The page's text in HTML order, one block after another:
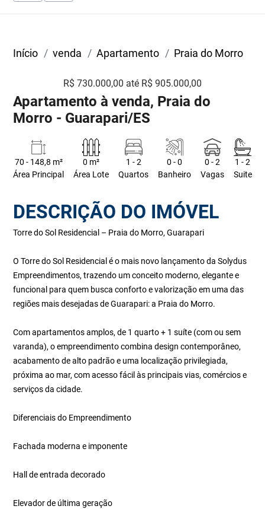
Início venda Apartamento Praia do Morro
R$ 730.000,00 até R$ 905.000,00
Apartamento à venda, Praia do
Morro - Guarapari/ES
70 - 148,8 m²
Área Principal
0 m²
Área Lote
1 - 2
Quartos
0 - 0
Banheiro
0 - 2
Vagas
1 - 2
Suite
DESCRIÇÃO DO IMÓVEL
Torre do Sol Residencial – Praia do Morro, Guarapari
O Torre do Sol Residencial é o mais novo lançamento da Solydus
Empreendimentos, trazendo um conceito moderno, elegante e
funcional para quem busca conforto e valorização em uma das
regiões mais desejadas de Guarapari: a Praia do Morro.
Com apartamentos amplos, de 1 quarto + 1 suíte (com ou sem
varanda), o empreendimento combina design contemporâneo,
acabamento de alto padrão e uma localização privilegiada,
próxima ao mar, com acesso fácil às principais vias, comércios e
serviços da cidade.
Diferenciais do Empreendimento
Fachada moderna e imponente
Hall de entrada decorado
Elevador de última geração